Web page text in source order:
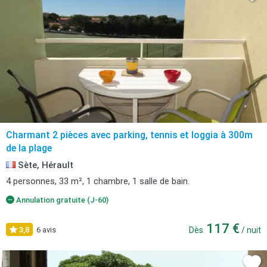
Charmant 2 pièces avec parking, tennis et loggia à 300m
de la plage
Sète, Hérault
4 personnes, 33 m², 1 chambre, 1 salle de bain.
Annulation gratuite (J-60)
3,8 6 avis Dès 117 € / nuit